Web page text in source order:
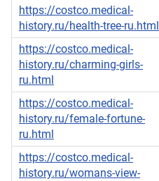
https://costco.medical-
history.ru/health-tree-ru.html
https://costco.medical-
history.ru/charming-girls-
ru.html
https://costco.medical-
history.ru/female-fortune-
ru.html
https://costco.medical-
history.ru/womans-view-